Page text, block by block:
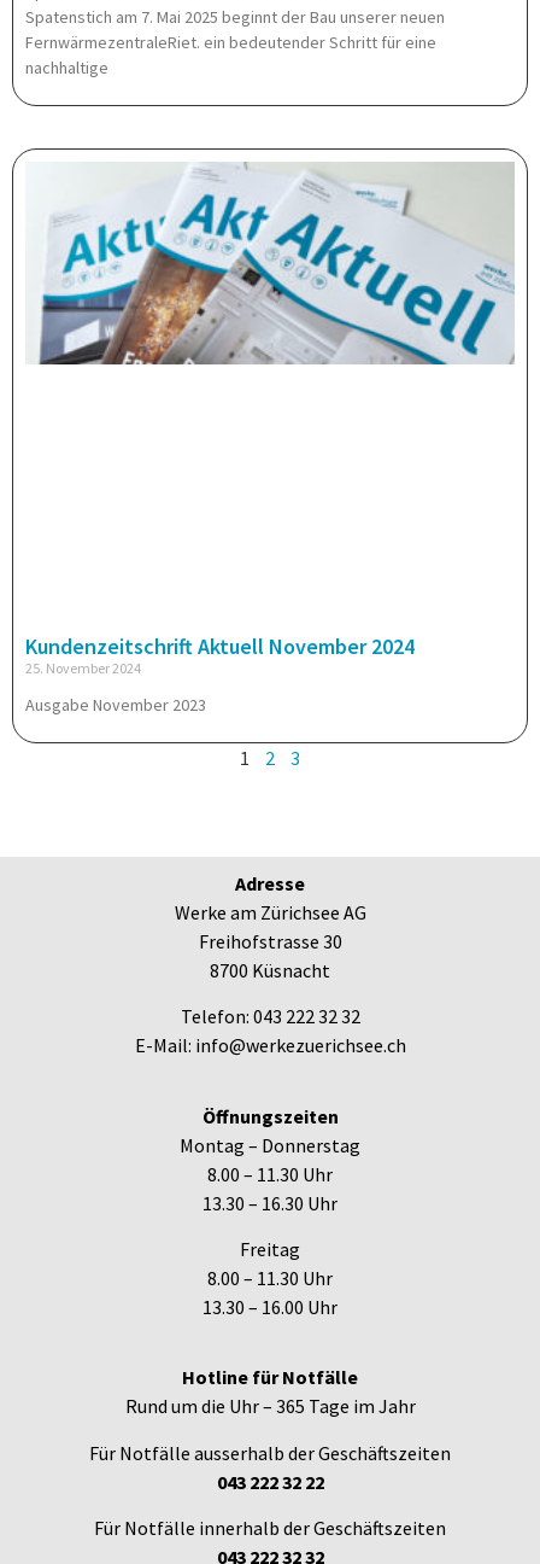
Spatenstich am 7. Mai 2025 beginnt der Bau unserer neuen
FernwärmezentraleRiet. ein bedeutender Schritt für eine
nachhaltige
Kundenzeitschrift Aktuell November 2024
25. November 2024
Ausgabe November 2023
1 2 3
Adresse
Werke am Zürichsee AG
Freihofstrasse 30
8700 Küsnacht
Telefon: 043 222 32 32
E-Mail: info@werkezuerichsee.ch
Öffnungszeiten
Montag – Donnerstag
8.00 – 11.30 Uhr
13.30 – 16.30 Uhr
Freitag
8.00 – 11.30 Uhr
13.30 – 16.00 Uhr
Hotline für Notfälle
Rund um die Uhr – 365 Tage im Jahr
Für Notfälle ausserhalb der Geschäftszeiten
043 222 32 22
Für Notfälle innerhalb der Geschäftszeiten
043 222 32 32